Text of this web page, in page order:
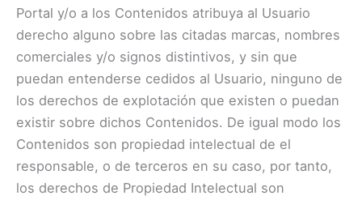
Portal y/o a los Contenidos atribuya al Usuario
derecho alguno sobre las citadas marcas, nombres
comerciales y/o signos distintivos, y sin que
puedan entenderse cedidos al Usuario, ninguno de
los derechos de explotación que existen o puedan
existir sobre dichos Contenidos. De igual modo los
Contenidos son propiedad intelectual de el
responsable, o de terceros en su caso, por tanto,
los derechos de Propiedad Intelectual son